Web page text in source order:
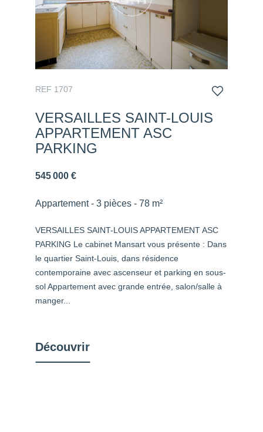
REF 1707
VERSAILLES SAINT-LOUIS
APPARTEMENT ASC
PARKING
545 000 €
Appartement - 3 pièces - 78 m²
VERSAILLES SAINT-LOUIS APPARTEMENT ASC
PARKING Le cabinet Mansart vous présente : Dans
le quartier Saint-Louis, dans résidence
contemporaine avec ascenseur et parking en sous-
sol Appartement avec grande entrée, salon/salle à
manger...
Découvrir